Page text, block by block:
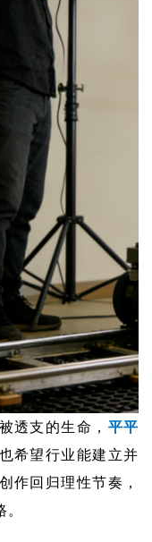
透支的生命， 平平
也希望行业能建立并
作回归理性节奏，